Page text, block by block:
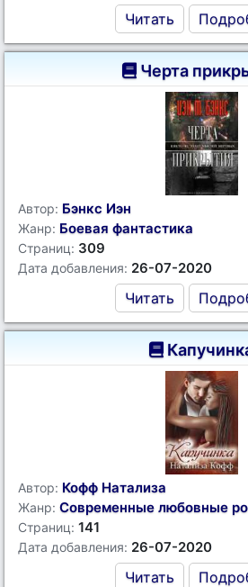
Читать
Черта
Автор: Бэнкс Иэн
Жанр: Боевая фантастика
Страниц: 309
Дата добавления: 26-07-2020
Читать
Автор: Кофф Натализа
Жанр: Современные любовные
Страниц: 141
Дата добавления: 26-07-2020
Читать